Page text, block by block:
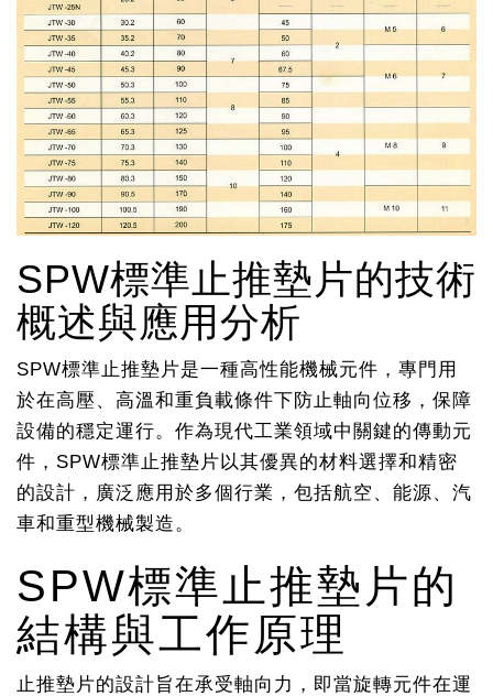
SPW標準止推墊片的技術
概述與應用分析
SPW標準止推墊片是一種高性能機械元件，專門用
於在高壓、高溫和重負載條件下防止軸向位移，保障
設備的穩定運行。作為現代工業領域中關鍵的傳動元
件，SPW標準止推墊片以其優異的材料選擇和精密
的設計，廣泛應用於多個行業，包括航空、能源、汽
車和重型機械製造。
SPW標準止推墊片的
結構與工作原理
止推墊片的設計旨在承受軸向力，即當旋轉元件在運